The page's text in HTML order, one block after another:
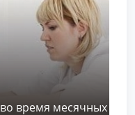
время месячных